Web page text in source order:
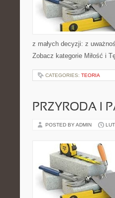
z małych decyzji: z
Zobacz kategorie Miłość i
CATEGORIES: TEORIA
PRZYRODA I
POSTED BY ADMIN